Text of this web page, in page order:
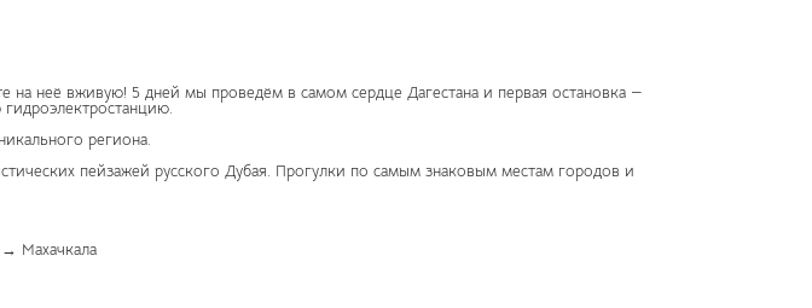
на неё вживую! 5 дней мы проведём в самом сердце Дагестана и первая остановка —
региона.
пейзажей русского Дубая. Прогулки по самым знаковым местам городов и
Махачкала